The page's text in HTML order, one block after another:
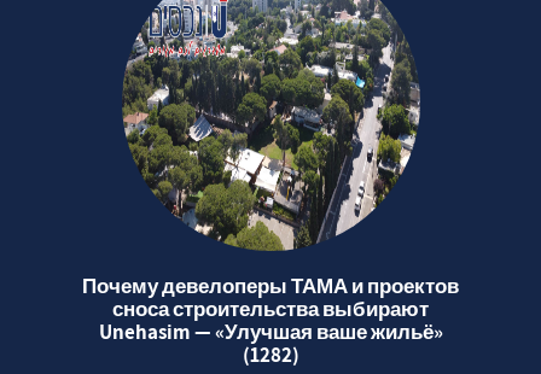
Почему девелоперы ТАМА и проектов
сноса строительства выбирают
Unehasim — «Улучшая ваше жильё»
(1282)